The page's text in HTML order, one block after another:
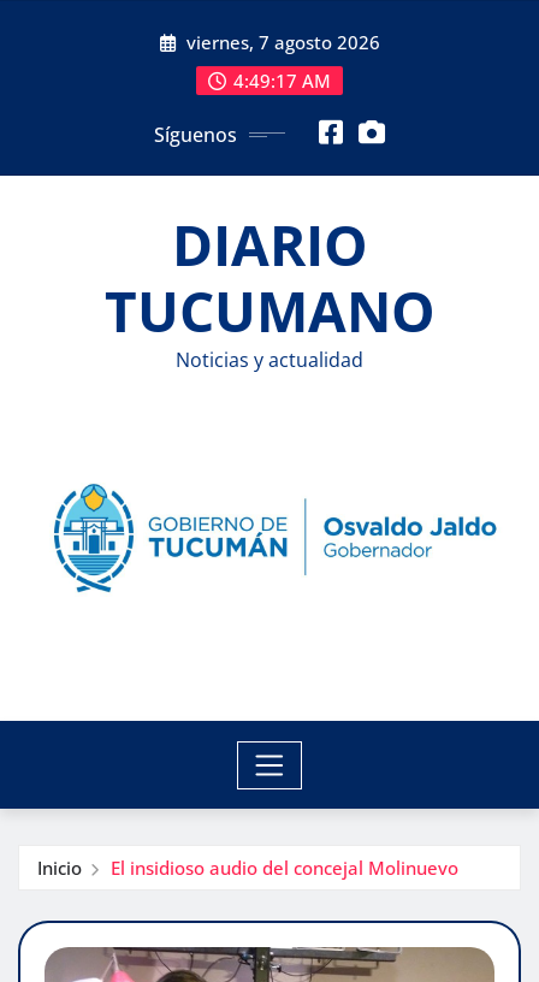
viernes, 7 agosto 2026
4:49:18 AM
Síguenos
DIARIO
TUCUMANO
Noticias y actualidad
Inicio El insidioso audio del concejal Molinuevo